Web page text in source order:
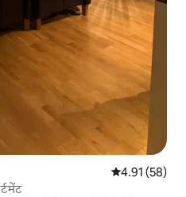
औसत रेटिंग 5 में
4.91 (58)